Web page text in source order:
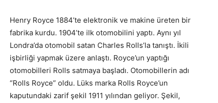
Henry Royce 1884’te elektronik ve makine üreten bir
fabrika kurdu. 1904’te ilk otomobilini yaptı. Aynı yıl
Londra’da otomobil satan Charles Rolls’la tanıştı. İkili
işbirliği yapmak üzere anlaştı. Royce’un yaptığı
otomobilleri Rolls satmaya başladı. Otomobillerin adı
“Rolls Royce” oldu. Lüks marka Rolls Royce’un
kaputundaki zarif şekil 1911 yılından geliyor. Şekil,